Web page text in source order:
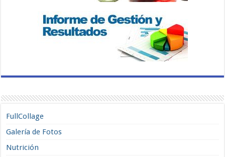
FullCollage
Galería de Fotos
Nutrición